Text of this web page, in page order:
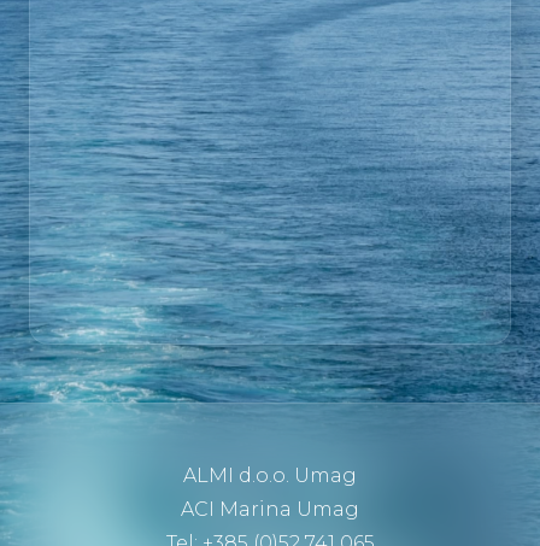
ALMI d.o.o. Umag
ACI Marina Umag